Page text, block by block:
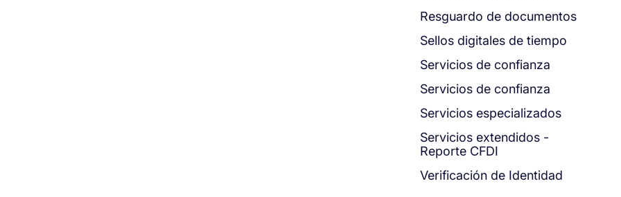
Resguardo de documentos
Sellos digitales de tiempo
Servicios de confianza
Servicios de confianza
Servicios especializados
Servicios extendidos -
Reporte CFDI
Verificación de Identidad